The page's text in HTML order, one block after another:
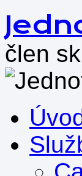
Přejít
obsahu
webu
člen